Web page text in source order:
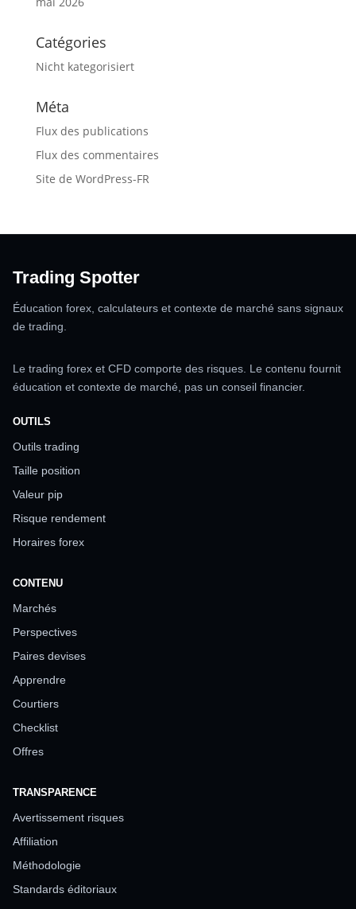
Catégories
Nicht kategorisiert
Méta
Flux des publications
Flux des commentaires
Site de WordPress-FR
Trading Spotter
Éducation forex, calculateurs et contexte de marché sans signaux
de trading.
Le trading forex et CFD comporte des risques. Le contenu fournit
éducation et contexte de marché, pas un conseil financier.
OUTILS
Outils trading
Taille position
Valeur pip
Risque rendement
Horaires forex
CONTENU
Marchés
Perspectives
Paires devises
Apprendre
Courtiers
Checklist
Offres
TRANSPARENCE
Avertissement risques
Affiliation
Méthodologie
Standards éditoriaux